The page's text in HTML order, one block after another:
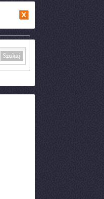
Szukaj